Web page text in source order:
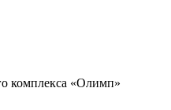
комплекса «Олимп»